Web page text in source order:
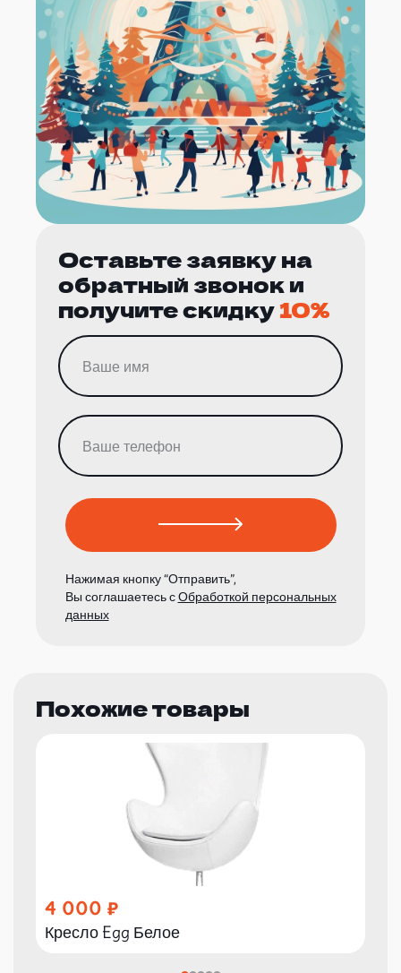
Оставьте заявку на
обратный звонок и
получите скидку10%
Нажимая кнопку “Отправить”,
Вы соглашаетесь сОбработкой персональных
данных
Похожие товары
4 000
Кресло Egg Белое